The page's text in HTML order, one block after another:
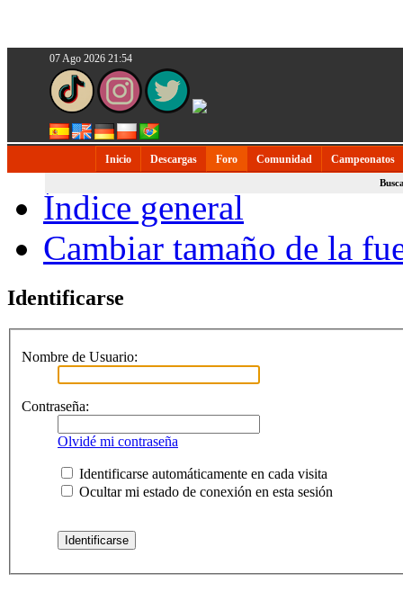
07 Ago 2026 21:54
Inicio Descargas Foro Comunidad Campeonatos
Índice general
Cambiar tamaño de la
Identificarse
Nombre de Usuario:
Contraseña:
Olvidé mi contraseña
Identificarse automáticamente en cada visita
Ocultar mi estado de conexión en esta sesión